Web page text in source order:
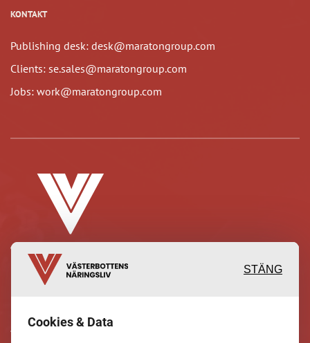
KONTAKT
Publishing desk: desk@maratongroup.com
Clients: se.sales@maratongroup.com
Jobs: work@maratongroup.com
värdefulla berättelser och
STÄNG
Cookies & Data